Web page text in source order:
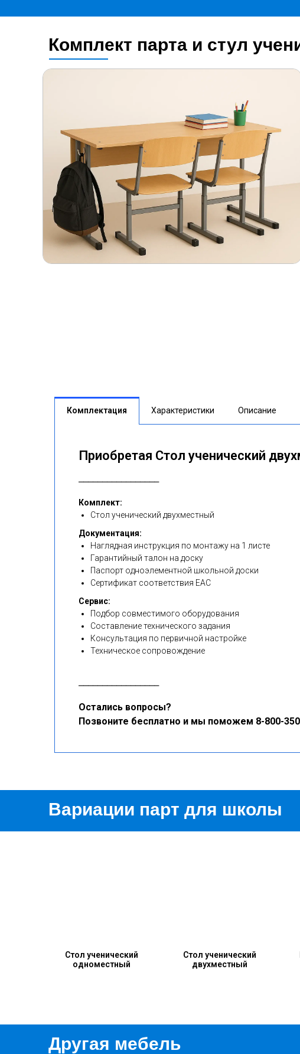
Комплект парта и стул
Комплектация Характеристики Описание
Приобретая Стол ученический
Комплект:
Стол ученический двухместный
Документация:
Наглядная инструкция по монтажу на 1 листе
Гарантийный талон на доску
Паспорт одноэлементной школьной доски
Сертификат соответствия EAC
Сервис:
Подбор совместимого оборудования
Составление технического задания
Консультация по первичной настройке
Техническое сопровождение
Остались вопросы?
Позвоните бесплатно и мы поможем 8-800-
Вариации парт для школы
Стол ученический
одноместный
Стол ученический
двухместный
Другая мебель